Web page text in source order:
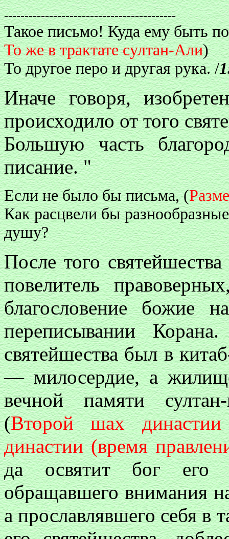
------------------------------------------
Такое письмо! Куда ему быть
То же в трактате султан-Али)
То другое перо и другая рука. /
Иначе говоря,
происходило от того
Большую часть
писание. "
Если не было бы письма, (
Как расцвели бы
душу?
После того
повелитель
благословение божие
переписывании
святейшества был в
— милосердие, а
вечной памяти
(Второй шах династии
династии (время
да освятит бог
обращавшего внимания
а прославлявшего себя в